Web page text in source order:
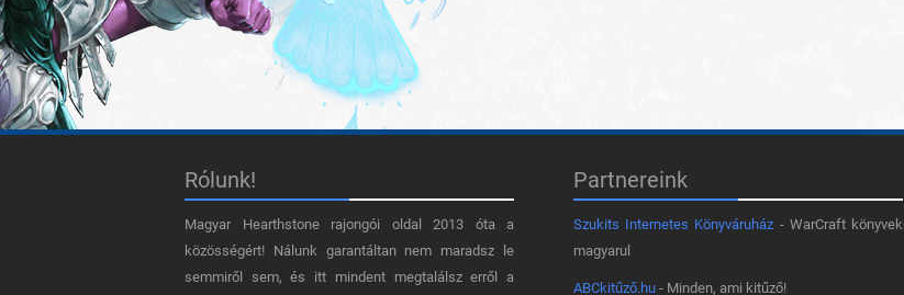
Rólunk!
Magyar Hearthstone​ rajongói oldal 2013 óta a
közösségért! Nálunk garantáltan nem maradsz le
semmiről sem, és itt mindent megtalálsz erről a
Partnereink
Szukits Internetes Könyváruház - WarCraft könyvek
magyarul
ABCkitűző.hu - Minden, ami kitűző!